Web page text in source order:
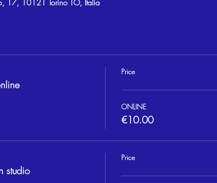
17, 10121 Torino TO, Italia
Price
ONLINE
€10.00
studio
Price